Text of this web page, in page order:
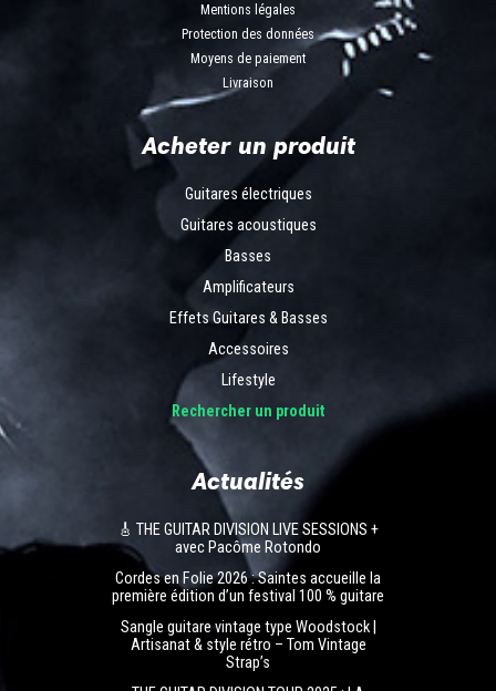
Mentions légales
Protection des données
Moyens de paiement
Livraison
Acheter un produit
Guitares électriques
Guitares acoustiques
Basses
Amplificateurs
Effets Guitares & Basses
Accessoires
Lifestyle
Rechercher un produit
Actualités
🎸 THE GUITAR DIVISION LIVE SESSIONS +
avec Pacôme Rotondo
Cordes en Folie 2026 : Saintes accueille la
première édition d’un festival 100 % guitare
Sangle guitare vintage type Woodstock |
Artisanat & style rétro – Tom Vintage
Strap’s